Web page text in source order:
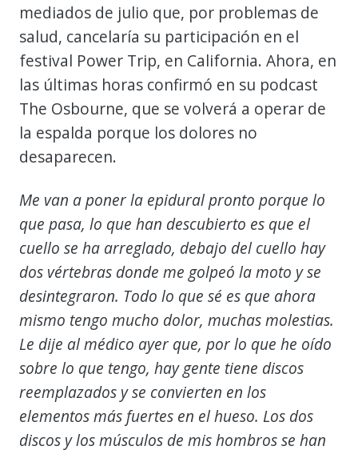
mediados de julio que, por problemas de
salud, cancelaría su participación en el
festival Power Trip, en California. Ahora, en
las últimas horas confirmó en su podcast
The Osbourne, que se volverá a operar de
la espalda porque los dolores no
desaparecen.
Me van a poner la epidural pronto porque lo
que pasa, lo que han descubierto es que el
cuello se ha arreglado, debajo del cuello hay
dos vértebras donde me golpeó la moto y se
desintegraron. Todo lo que sé es que ahora
mismo tengo mucho dolor, muchas molestias.
Le dije al médico ayer que, por lo que he oído
sobre lo que tengo, hay gente tiene discos
reemplazados y se convierten en los
elementos más fuertes en el hueso. Los dos
discos y los músculos de mis hombros se han